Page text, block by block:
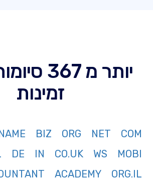
יותר מ
זמינות
COM
NET
ORG
BIZ
MOBI
WS
CO.UK
IN
DE
ORG.IL
ACADEMY